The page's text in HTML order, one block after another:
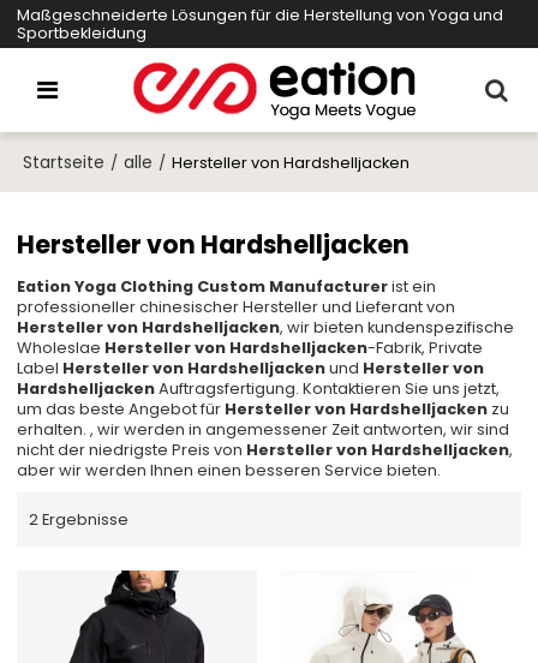
Maßgeschneiderte Lösungen für die Herstellung von Yoga und
Sportbekleidung
Startseite / alle / Hersteller von Hardshelljacken
Hersteller von Hardshelljacken
Eation Yoga Clothing Custom Manufacturerist ein
professioneller chinesischer Hersteller und Lieferant von
Hersteller von Hardshelljacken, wir bieten kundenspezifische
Wholeslae Hersteller von Hardshelljacken-Fabrik, Private
Label Hersteller von Hardshelljackenund Hersteller von
HardshelljackenAuftragsfertigung. Kontaktieren Sie uns jetzt,
um das beste Angebot für Hersteller von Hardshelljacken zu
erhalten. , wir werden in angemessener Zeit antworten, wir sind
nicht der niedrigste Preis von Hersteller von Hardshelljacken,
aber wir werden Ihnen einen besseren Service bieten.
2 Ergebnisse